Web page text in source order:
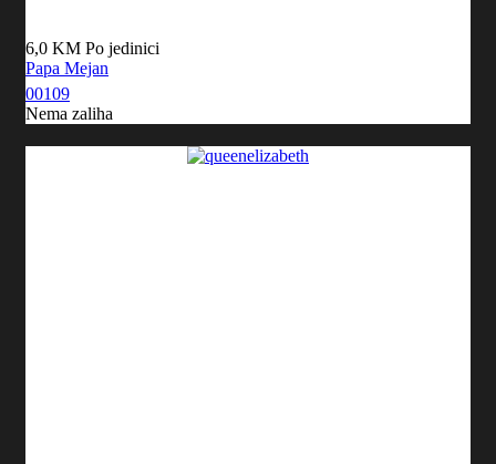
6,0 KM Po jedinici
Papa Mejan
00109
Nema zaliha